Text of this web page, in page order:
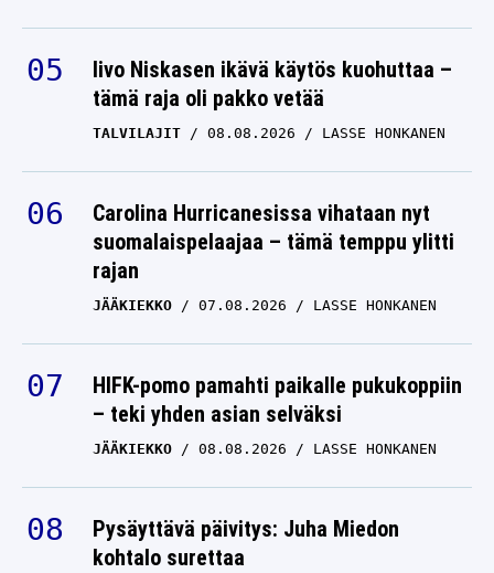
Iivo Niskasen ikävä käytös kuohuttaa –
tämä raja oli pakko vetää
TALVILAJIT 08.08.2026 LASSE HONKANEN
Carolina Hurricanesissa vihataan nyt
suomalaispelaajaa – tämä temppu ylitti
rajan
JÄÄKIEKKO 07.08.2026 LASSE HONKANEN
HIFK-pomo pamahti paikalle pukukoppiin
– teki yhden asian selväksi
JÄÄKIEKKO 08.08.2026 LASSE HONKANEN
Pysäyttävä päivitys: Juha Miedon
kohtalo surettaa